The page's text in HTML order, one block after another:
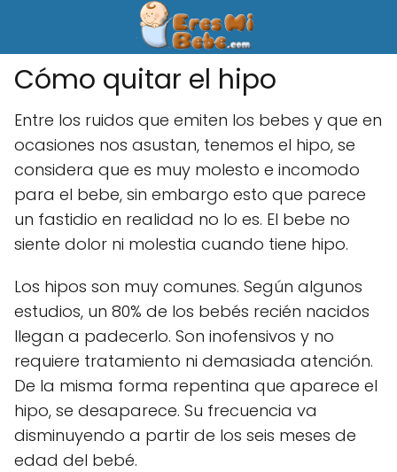
Cómo quitar el hipo
Entre los ruidos que emiten los bebes y que en
ocasiones nos asustan, tenemos el hipo, se
considera que es muy molesto e incomodo
para el bebe, sin embargo esto que parece
un fastidio en realidad no lo es. El bebe no
siente dolor ni molestia cuando tiene hipo.
Los hipos son muy comunes. Según algunos
estudios, un 80% de los bebés recién nacidos
llegan a padecerlo. Son inofensivos y no
requiere tratamiento ni demasiada atención.
De la misma forma repentina que aparece el
hipo, se desaparece. Su frecuencia va
disminuyendo a partir de los seis meses de
edad del bebé.